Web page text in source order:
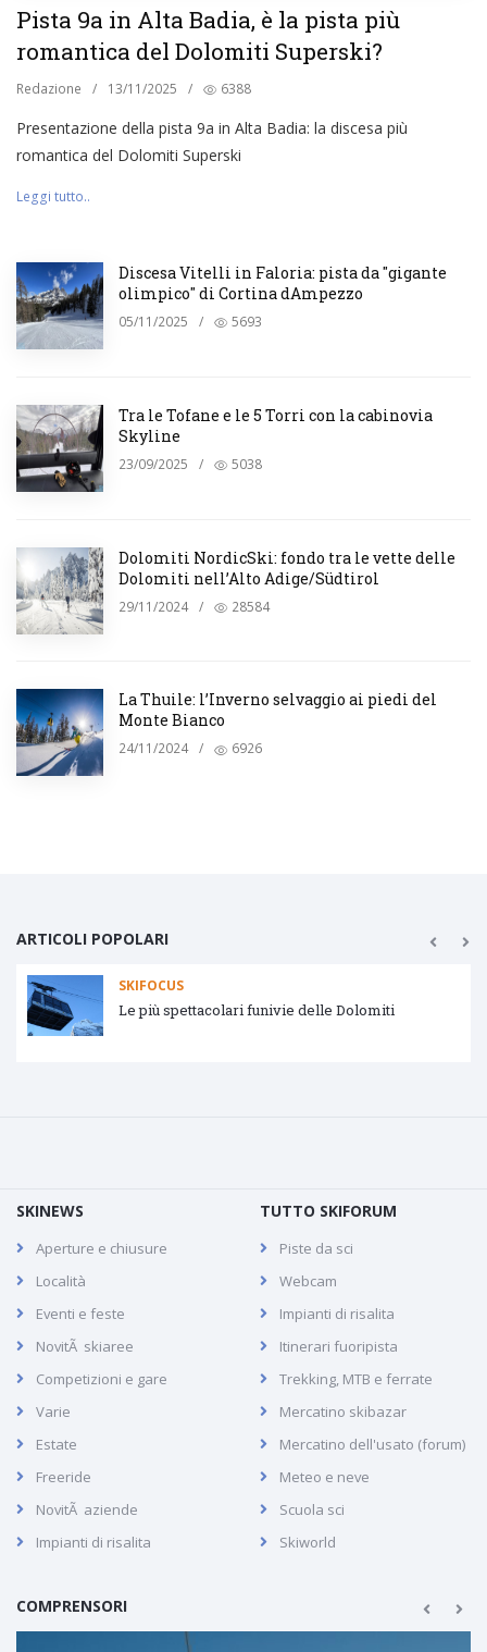
Pista 9a in Alta Badia, è la pista più
romantica del Dolomiti Superski?
Redazione / 13/11/2025 / 6388
Presentazione della pista 9a in Alta Badia: la discesa più
romantica del Dolomiti Superski
Leggi tutto..
Discesa Vitelli in Faloria: pista da "gigante
olimpico" di Cortina dAmpezzo
05/11/2025 / 5693
Tra le Tofane e le 5 Torri con la cabinovia
Skyline
23/09/2025 / 5038
Dolomiti NordicSki: fondo tra le vette delle
Dolomiti nell’Alto Adige/Südtirol
29/11/2024 / 28584
La Thuile: l’Inverno selvaggio ai piedi del
Monte Bianco
24/11/2024 / 6926
ARTICOLI POPOLARI
SKIFOCUS
Le più spettacolari funivie delle Dolomiti
SKINEWS
Aperture e chiusure
Località
Eventi e feste
NovitÃ skiaree
Competizioni e gare
Varie
Estate
Freeride
NovitÃ aziende
Impianti di risalita
TUTTO SKIFORUM
Piste da sci
Webcam
Impianti di risalita
Itinerari fuoripista
Trekking, MTB e ferrate
Mercatino skibazar
Mercatino dell'usato (forum)
Meteo e neve
Scuola sci
Skiworld
COMPRENSORI